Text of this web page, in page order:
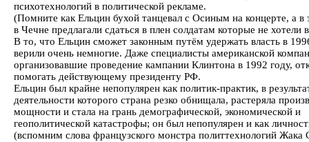
психотехнологий в политической рекламе.
(Помните как Ельцин бухой танцевал с Осиным на концерте, а в
в Чечне предлагали сдаться в плен солдатам которые не хотели
В то, что Ельцин сможет законным путём удержать власть в
верили очень немногие. Даже специалисты американской
организовавшие проведение кампании Клинтона в 1992 году,
помогать действующему президенту РФ.
Ельцин был крайне непопулярен как политик-практик, в
деятельности которого страна резко обнищала, растеряла
мощности и стала на грань демографической, экономической и
геополитической катастрофы; он был непопулярен и как
(вспомним слова французского монстра политтехнологий Жака